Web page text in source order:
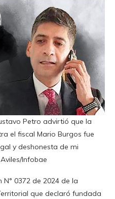
Petro advirtió que la
el fiscal Mario Burgos fue
y deshonesta de mi
Infobae
N° 0372 de 2024 de la
que declaró fundada